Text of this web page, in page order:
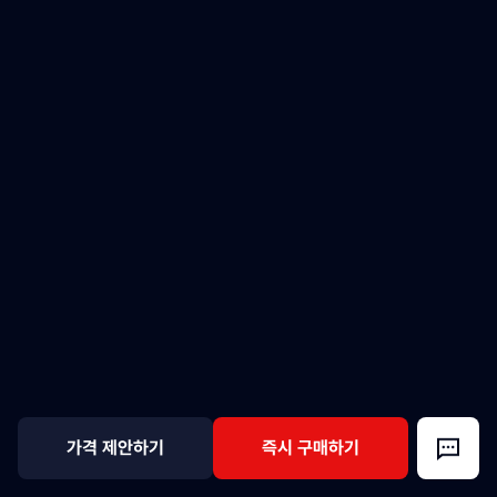
가격 제안하기 즉시 구매하기